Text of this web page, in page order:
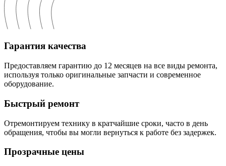
Гарантия качества
Предоставляем гарантию до 12 месяцев на все виды ремонта,
используя только оригинальные запчасти и современное
оборудование.
Быстрый ремонт
Отремонтируем технику в кратчайшие сроки, часто в день
обращения, чтобы вы могли вернуться к работе без задержек.
Прозрачные цены